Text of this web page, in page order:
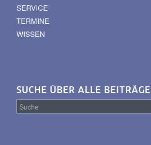
SERVICE
TERMINE
WISSEN
SUCHE ÜBER ALLE